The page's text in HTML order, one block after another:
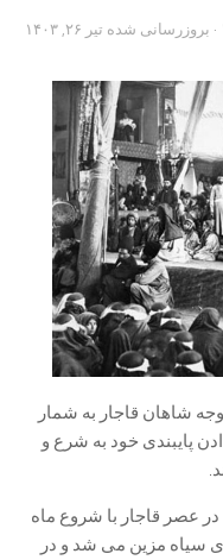
· بروزرسانی شده تیر ۲۶, ۱۴۰۳
شاهان قاجار به شمار
پایبندی خود به شرع و
در عصر قاجار با شروع ماه
سیاه مزین می شد و در